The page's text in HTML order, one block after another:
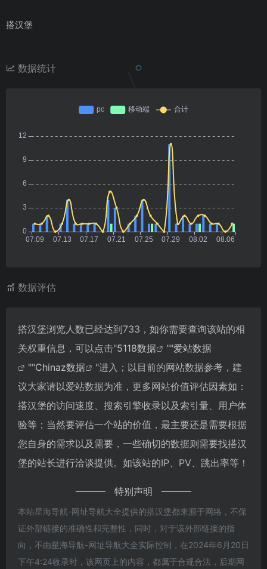
搭汉堡
数据统计
数据评估
搭汉堡浏览人数已经达到733，如你需要查询该站的相
关权重信息，可以点击"5118数据 ""爱站数据
""Chinaz数据
"进入；以目前的网站数据参考，建
议大家请以爱站数据为准，更多网站价值评估因素如：
搭汉堡的访问速度、搜索引擎收录以及索引量、用户体
验等；当然要评估一个站的价值，最主要还是需要根据
您自身的需求以及需要，一些确切的数据则需要找搭汉
堡的站长进行洽谈提供。如该站的IP、PV、跳出率等！
特别声明
本站星海导航-网址导航大全提供的搭汉堡都来源于网络，不保
证外部链接的准确性和完整性，同时，对于该外部链接的指
向，不由星海导航-网址导航大全实际控制，在2024年6月20日
下午4:24收录时，该网页上的内容，都属于合规合法，后期网